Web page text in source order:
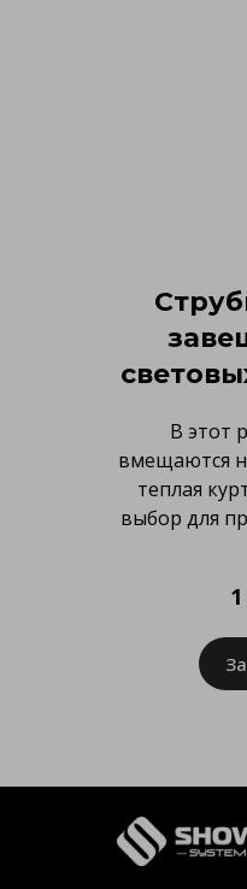
В этот
вмещаются
теплая
выбор для